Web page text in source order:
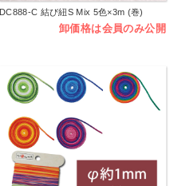
DC888-C 結び紐S Mix 5色×3m (巻)
卸価格は会員のみ公開